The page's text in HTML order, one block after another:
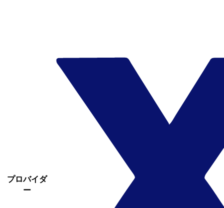
プロバイダ
ー